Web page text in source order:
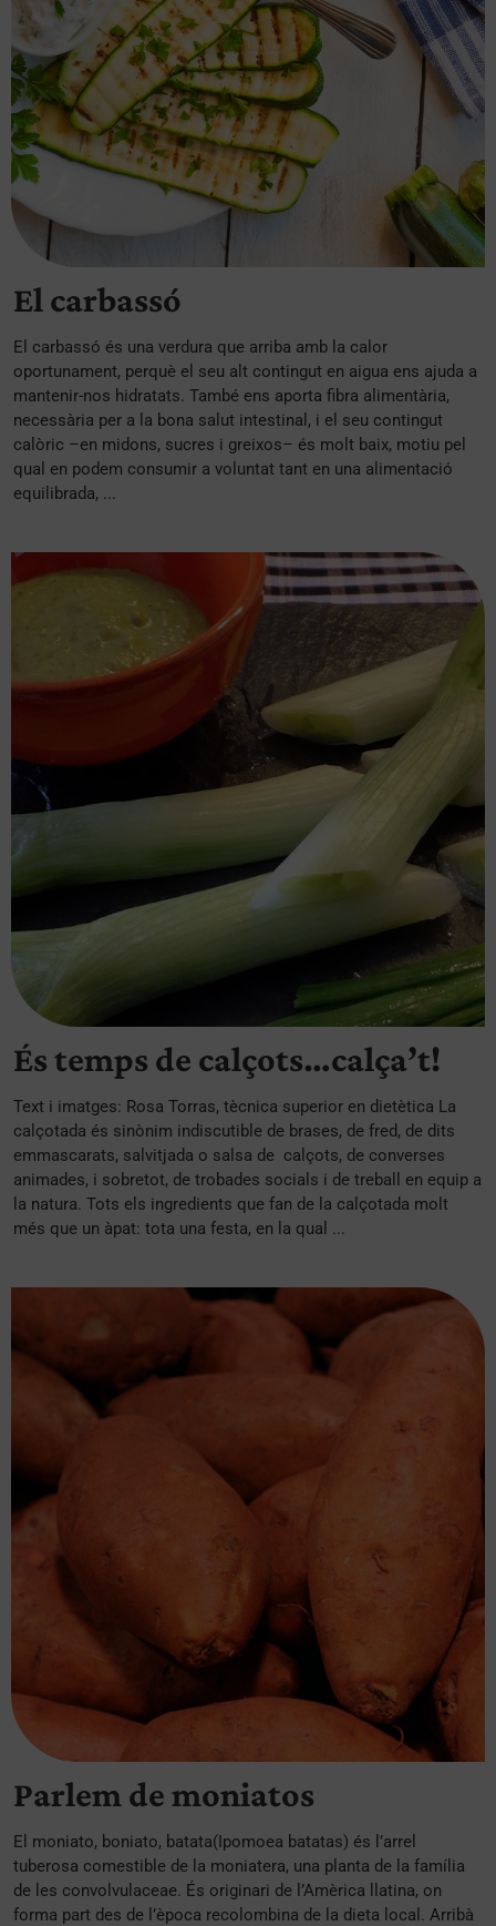
El carbassó
El carbassó és una verdura que arriba amb la calor
oportunament, perquè el seu alt contingut en aigua ens ajuda a
mantenir-nos hidratats. També ens aporta fibra alimentària,
necessària per a la bona salut intestinal, i el seu contingut
calòric –en midons, sucres i greixos– és molt baix, motiu pel
qual en podem consumir a voluntat tant en una alimentació
equilibrada, ...
És temps de calçots…calça’t!
Text i imatges: Rosa Torras, tècnica superior en dietètica La
calçotada és sinònim indiscutible de brases, de fred, de dits
emmascarats, salvitjada o salsa de calçots, de converses
animades, i sobretot, de trobades socials i de treball en equip a
la natura. Tots els ingredients que fan de la calçotada molt
més que un àpat: tota una festa, en la qual ...
Parlem de moniatos
El moniato, boniato, batata(Ipomoea batatas) és l’arrel
tuberosa comestible de la moniatera, una planta de la família
de les convolvulaceae. És originari de l’Amèrica llatina, on
forma part des de l’època recolombina de la dieta local. Arribà